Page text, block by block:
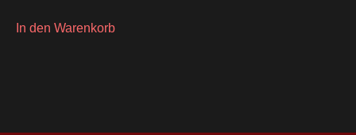
In den Warenkorb